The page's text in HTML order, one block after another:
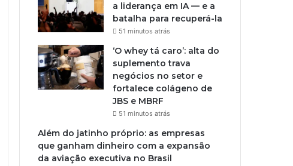
a liderança em IA — e a
batalha para recuperá-la
51 minutos atrás
‘O whey tá caro’: alta do
suplemento trava
negócios no setor e
fortalece colágeno de
JBS e MBRF
51 minutos atrás
Além do jatinho próprio: as empresas
que ganham dinheiro com a expansão
da aviação executiva no Brasil